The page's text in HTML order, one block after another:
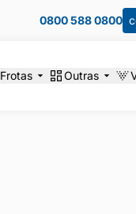
0800 588 0800
Frotas Outras